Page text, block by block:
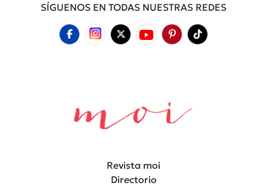
SÍGUENOS EN TODAS NUESTRAS REDES
Revista moi
Directorio